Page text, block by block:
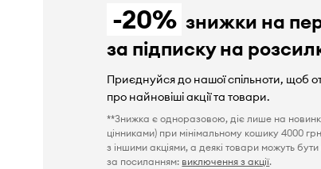
-20% знижки на
за підписку на
Приєднуйся до нашої спільноти, щоб
про найновіші акції та товари.
**Знижка є одноразовою, діє лише на
цінниками) при мінімальному кошику 4000
з іншими акціями, а деякі товари можуть бути
за посиланням: виключення з акції.